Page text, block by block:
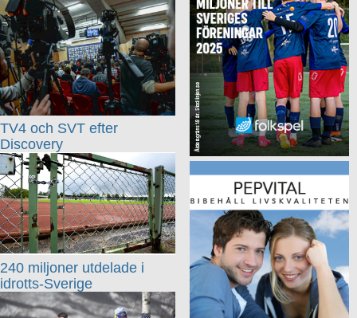
TV4 och SVT efter
Discovery
240 miljoner utdelade i
idrotts-Sverige